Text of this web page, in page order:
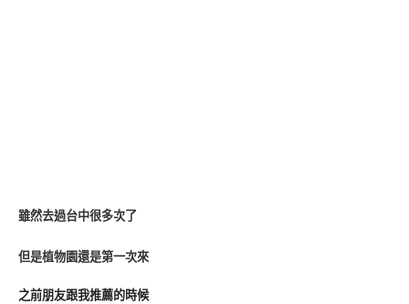
雖然去過台中很多次了
但是植物園還是第一次來
之前朋友跟我推薦的時候